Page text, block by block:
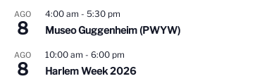
AGO
8
4:00 am - 5:30 pm
Museo Guggenheim (PWYW)
AGO
8
10:00 am - 6:00 pm
Harlem Week 2026